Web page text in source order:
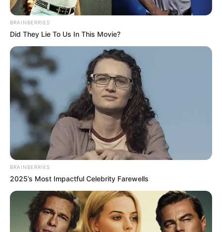
Inmobiliaria Bolsa
Cuánto tiempo tiene el inquilino para desocupar un
inmueble
Por:Óscar Barrero
Septiembre 23, 2023
BRAINBERRIES
Did They Lie To Us In This Movie?
BRAINBERRIES
2025’s Most Impactful Celebrity Farewells